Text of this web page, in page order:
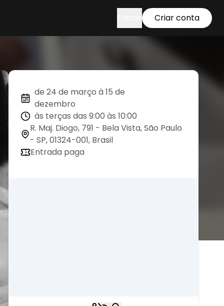
Criar conta
de 24 de março à 15 de
dezembro
às terças das 9:00 às 10:00
R. Maj. Diogo, 791 - Bela Vista, São Paulo
- SP, 01324-001, Brasil
Entrada paga